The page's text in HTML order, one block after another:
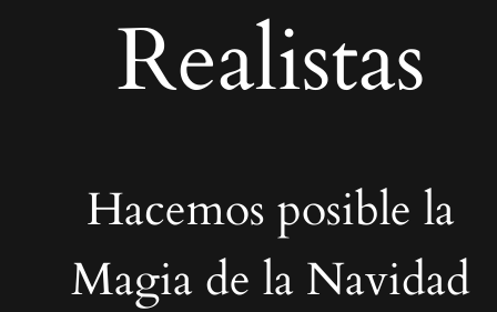
Realistas
Hacemos posible la
Magia de la Navidad